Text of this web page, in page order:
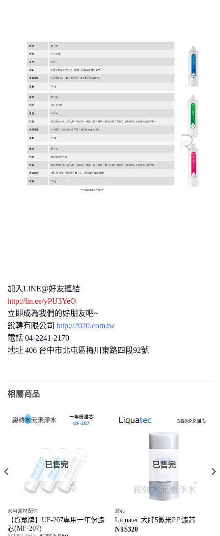
加入LINE@好友連結️
http://lin.ee/yPU3YeO
立即成為我們的好朋友吧~
銳韓有限公司 http://2020.com.tw
電話 04-2241-2170
地址 406 台中市北屯區梅川東路四段92號
相關商品
已售完
家用濾材配件
【賀眾牌】UF-207專用一年份濾
芯(MF-207)
已售完
濾心
Liquatec 大胖5微米P.P.濾芯
NT$320